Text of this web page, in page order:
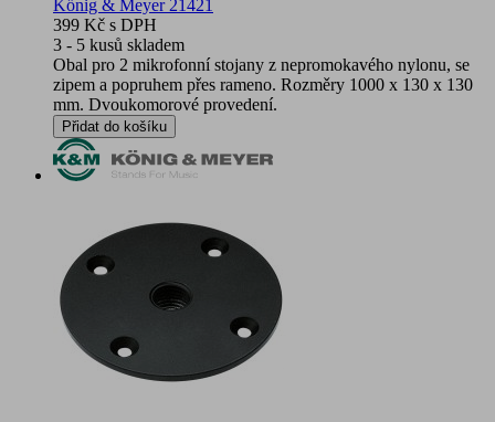
Kőnig & Meyer 21421
399 Kč s DPH
3 - 5 kusů skladem
Obal pro 2 mikrofonní stojany z nepromokavého nylonu, se
zipem a popruhem přes rameno. Rozměry 1000 x 130 x 130
mm. Dvoukomorové provedení.
Přidat do košíku